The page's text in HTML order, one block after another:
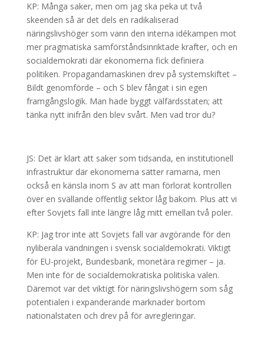
KP: Många saker, men om jag ska peka ut två
skeenden så är det dels en radikaliserad
näringslivshöger som vann den interna idékampen mot
mer pragmatiska samförståndsinriktade krafter, och en
socialdemokrati där ekonomerna fick definiera
politiken. Propagandamaskinen drev på systemskiftet –
Bildt genomförde – och S blev fångat i sin egen
framgångslogik. Man hade byggt välfärdsstaten; att
tänka nytt inifrån den blev svårt. Men vad tror du?
JS: Det är klart att saker som tidsanda, en institutionell
infrastruktur där ekonomerna sätter ramarna, men
också en känsla inom S av att man förlorat kontrollen
över en svällande offentlig sektor låg bakom. Plus att vi
efter Sovjets fall inte längre låg mitt emellan två poler.
KP: Jag tror inte att Sovjets fall var avgörande för den
nyliberala vändningen i svensk socialdemokrati. Viktigt
för EU-projekt, Bundesbank, monetära regimer – ja.
Men inte för de socialdemokratiska politiska valen.
Däremot var det viktigt för näringslivshögern som såg
potentialen i expanderande marknader bortom
nationalstaten och drev på för avregleringar.